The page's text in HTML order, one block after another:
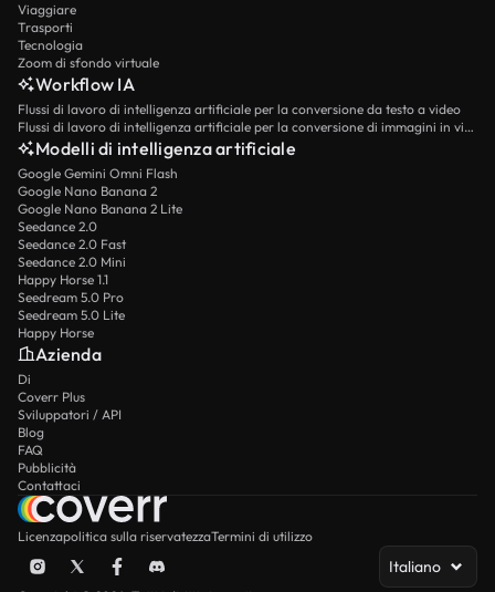
Viaggiare
Trasporti
Tecnologia
Zoom di sfondo virtuale
Workflow IA
Flussi di lavoro di intelligenza artificiale per la conversione da testo a video
Flussi di lavoro di intelligenza artificiale per la conversione di immagini in video
Modelli di intelligenza artificiale
Google Gemini Omni Flash
Google Nano Banana 2
Google Nano Banana 2 Lite
Seedance 2.0
Seedance 2.0 Fast
Seedance 2.0 Mini
Happy Horse 1.1
Seedream 5.0 Pro
Seedream 5.0 Lite
Happy Horse
Azienda
Di
Coverr Plus
Sviluppatori / API
Blog
FAQ
Pubblicità
Contattaci
Licenzapolitica sulla riservatezzaTermini di utilizzo
Italiano